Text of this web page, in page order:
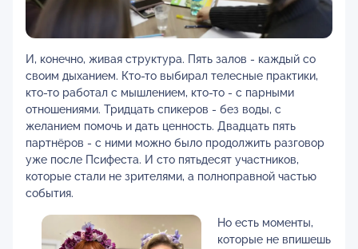
И, конечно, живая структура. Пять залов - каждый со
своим дыханием. Кто-то выбирал телесные практики,
кто-то работал с мышлением, кто-то - с парными
отношениями. Тридцать спикеров - без воды, с
желанием помочь и дать ценность. Двадцать пять
партнёров - с ними можно было продолжить разговор
уже после Псифеста. И сто пятьдесят участников,
которые стали не зрителями, а полноправной частью
события.
Но есть моменты,
которые не впишешь